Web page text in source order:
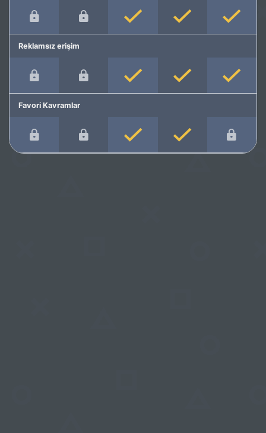
Reklamsız erişim
Favori Kavramlar